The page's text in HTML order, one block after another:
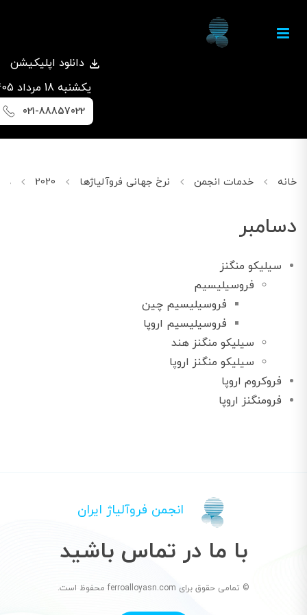
دانلود اپلیکیشن
يكشنبه 18 مرداد 1405
021-88857022
خانه خدمات انجمن نرخ جهانی فروآلیاژها 2020
دسامبر
سیلیکو منگنز
فروسیلیسیم
فروسیلیسیم چین
فروسیلیسیم اروپا
سیلیکو منگنز هند
سیلیکو منگنز اروپا
فروکروم اروپا
فرومنگنز اروپا
انجمن فروآلیاژ ایران
با ما در تماس باشید
© تمامی حقوق برای ferroalloyasn.com محفوظ است.